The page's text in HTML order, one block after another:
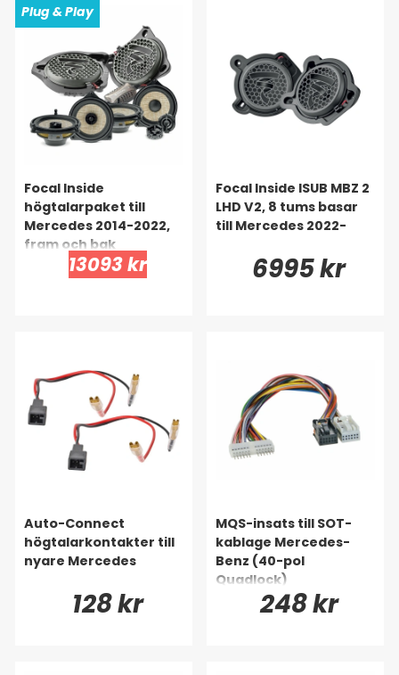
Plug & Play
Focal Inside
högtalarpaket till
Mercedes 2014-2022,
fram och bak
13093 kr
Focal Inside ISUB MBZ 2
LHD V2, 8 tums basar
till Mercedes 2022-
6995 kr
Auto-Connect
högtalarkontakter till
nyare Mercedes
128 kr
MQS-insats till SOT-
kablage Mercedes-
Benz (40-pol
Quadlock)
248 kr